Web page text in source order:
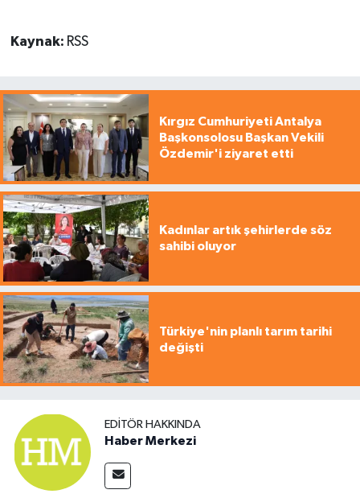
Kaynak: RSS
Kırgız Cumhuriyeti Antalya
Başkonsolosu Başkan Vekili
Özdemir'i ziyaret etti
Kadınlar artık şehirlerde söz
sahibi oluyor
Türkiye'nin planlı tarım tarihi
değişti
EDITÖR HAKKINDA
Haber Merkezi